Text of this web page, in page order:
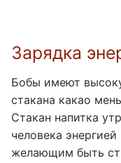
Зарядка
Бобы имеют
стакана какао
Стакан напитка
человека
желающим быть